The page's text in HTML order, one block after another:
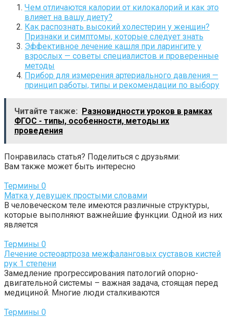
Чем отличаются калории от килокалорий и как это
влияет на вашу диету?
Как распознать высокий холестерин у женщин?
Признаки и симптомы, которые следует знать
Эффективное лечение кашля при ларингите у
взрослых — советы специалистов и проверенные
методы
Прибор для измерения артериального давления —
принцип работы, типы и рекомендации по выбору
Читайте также: Разновидности уроков в рамках
ФГОС - типы, особенности, методы их
проведения
Понравилась статья? Поделиться с друзьями:
Вам также может быть интересно
Термины 0
Матка у девушек простыми словами
В человеческом теле имеются различные структуры,
которые выполняют важнейшие функции. Одной из них
является
Термины 0
Лечение остеоартроза межфаланговых суставов кистей
рук 1 степени
Замедление прогрессирования патологий опорно-
двигательной системы – важная задача, стоящая перед
медициной. Многие люди сталкиваются
Термины 0